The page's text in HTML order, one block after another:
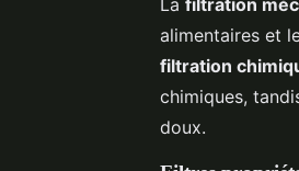
alimentaires et
filtration
chimiques,
doux.